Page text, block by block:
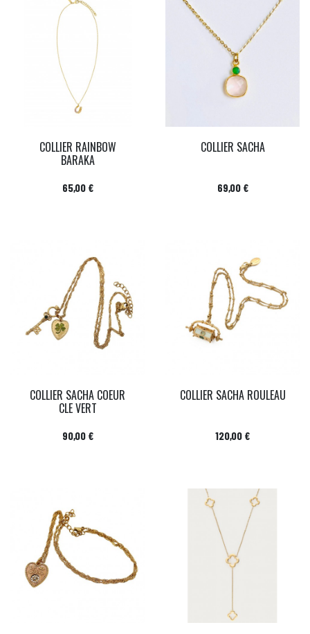
COLLIER RAINBOW
BARAKA
Prix
65,00 €
COLLIER SACHA
Prix
69,00 €
COLLIER SACHA COEUR
CLE VERT
Prix
90,00 €
COLLIER SACHA ROULEAU
Prix
120,00 €